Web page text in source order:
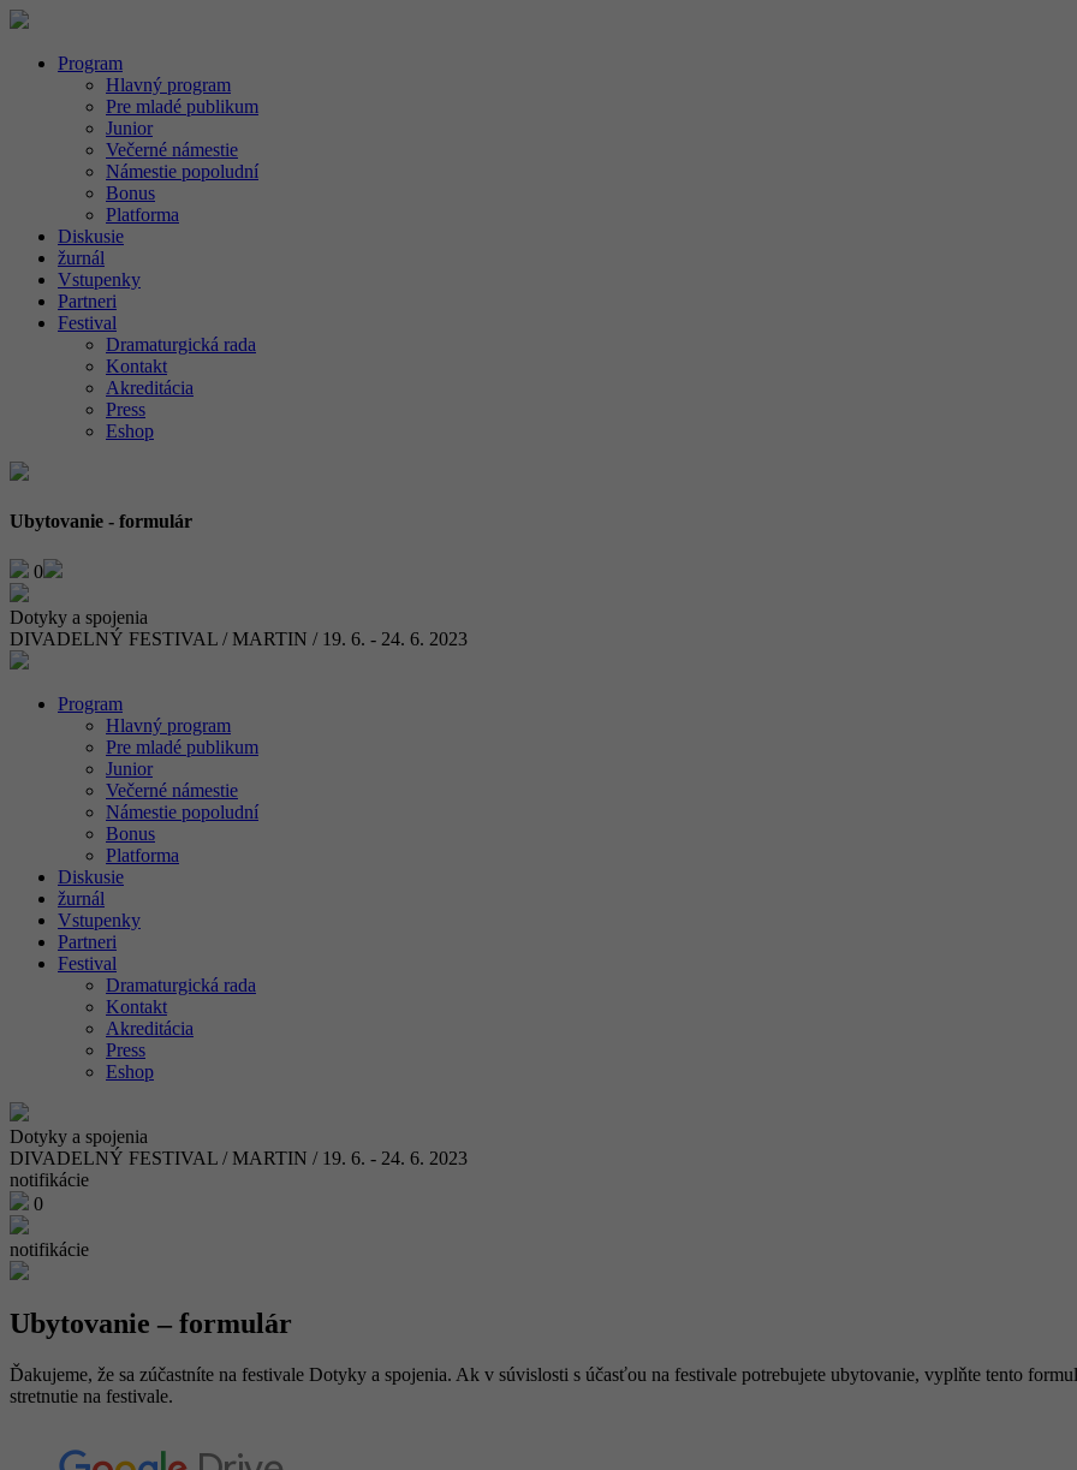
Program
Hlavný program
Pre mladé publikum
Junior
Večerné námestie
Námestie popoludní
Bonus
Platforma
Diskusie
žurnál
Vstupenky
Partneri
Festival
Dramaturgická rada
Kontakt
Akreditácia
Press
Eshop
Ubytovanie - formulár
0
Dotyky a spojenia
DIVADELNÝ FESTIVAL / MARTIN / 19. 6. - 24. 6. 2023
Program
Hlavný program
Pre mladé publikum
Junior
Večerné námestie
Námestie popoludní
Bonus
Platforma
Diskusie
žurnál
Vstupenky
Partneri
Festival
Dramaturgická rada
Kontakt
Akreditácia
Press
Eshop
Dotyky a spojenia
DIVADELNÝ FESTIVAL / MARTIN / 19. 6. - 24. 6. 2023
notifikácie
0
notifikácie
Ubytovanie – formulár
Ďakujeme, že sa zúčastníte na festivale Dotyky a spojenia. Ak v súvislosti s účasťou na festivale potrebujete ubytovanie, vyplňte tento
stretnutie na festivale.